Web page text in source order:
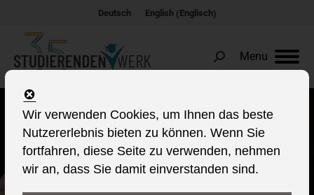
Deutsch English(Englisch)
Menu
Search:
Kultur ist jeder zweite
Herzschlag unseres Lebens.
Wir verwenden Cookies, um Ihnen das beste
Nutzererlebnis bieten zu können. Wenn Sie
fortfahren, diese Seite zu verwenden, nehmen
wir an, dass Sie damit einverstanden sind.